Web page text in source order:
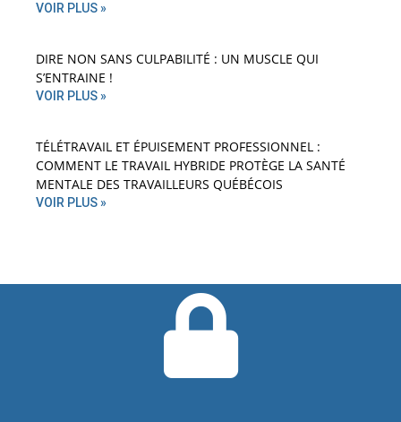
VOIR PLUS »
DIRE NON SANS CULPABILITÉ : UN MUSCLE QUI
S’ENTRAINE !
VOIR PLUS »
TÉLÉTRAVAIL ET ÉPUISEMENT PROFESSIONNEL :
COMMENT LE TRAVAIL HYBRIDE PROTÈGE LA SANTÉ
MENTALE DES TRAVAILLEURS QUÉBÉCOIS
VOIR PLUS »